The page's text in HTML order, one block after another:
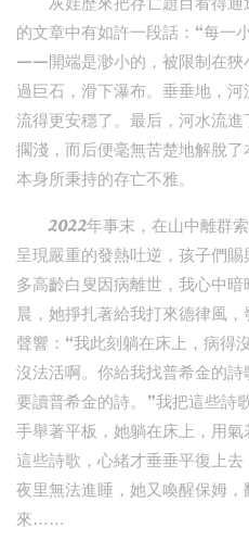
的文章中有如許一段話：“每一
——開端是渺小的，被限制在狹
過巨石，滑下瀑布。垂垂地，
流得更安穩了。最后，河水流
擱淺，而后便毫無苦楚地解脫
本身所秉持的存亡不雅。
2022年事末，在山中離群
呈現嚴重的發熱吐逆，孩子們
多高齡白叟因病離世，我心中
晨，她掙扎著給我打來德律風
聲響：“我此刻躺在床上，病得
沒法活啊。你給我找普希金的
要讀普希金的詩。”我把這些詩
手舉著平板，她躺在床上，用
這些詩歌，心緒才垂垂平復上
夜里無法進睡，她又喚醒保姆
來……